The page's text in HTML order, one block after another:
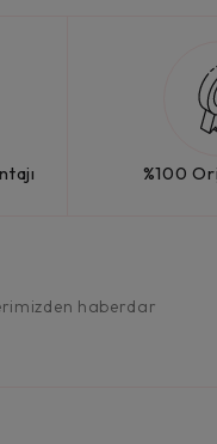
%100
haberdar